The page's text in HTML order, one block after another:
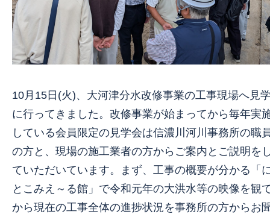
10月15日(火)、大河津分水改修事業の工事現場へ見
に行ってきました。改修事業が始まってから毎年実
している会員限定の見学会は信濃川河川事務所の職
の方と、現場の施工業者の方からご案内とご説明を
ていただいています。まず、工事の概要が分かる「
とこみえ～る館」で令和元年の大洪水等の映像を観
から現在の工事全体の進捗状況を事務所の方からお